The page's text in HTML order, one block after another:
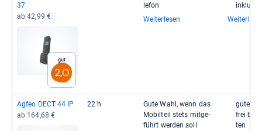
37
ab 42,99 €
Gut
2,0
le­fon
Weiterlesen
Agfeo DECT 44 IP
ab 164,68 €
22 h
Gute Wahl, wenn das
Mobil­teil stets mit­ge­
führt wer­den soll
gute
frei
ten